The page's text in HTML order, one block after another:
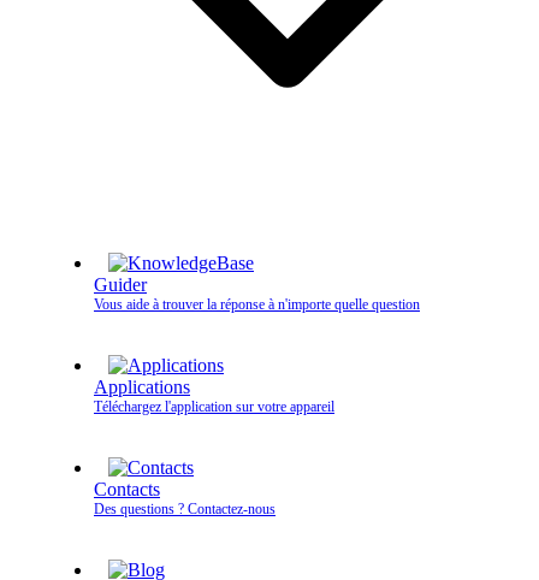
Guider
Vous aide à trouver la réponse à n'importe quelle question
Applications
Téléchargez l'application sur votre appareil
Contacts
Des questions ? Contactez‑nous